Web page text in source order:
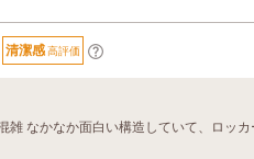
清潔感高評価